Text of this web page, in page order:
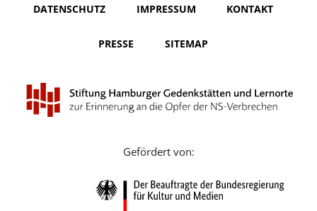
Nederlands
Português
Русский
DATENSCHUTZ IMPRESSUM KONTAKT
PRESSE SITEMAP
Gefördert von: